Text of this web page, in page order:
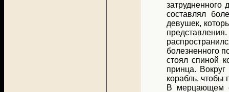
составлял
девушек,
болезненного
стоял спиной
принца.
корабль, чтобы
В мерцающем